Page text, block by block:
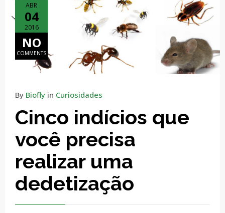
ABR
04
2016
NO
COMMENTS
By Biofly in Curiosidades
Cinco indícios que
você precisa
realizar uma
dedetização